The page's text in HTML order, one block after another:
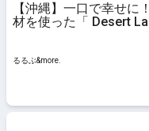
【沖縄】一口で幸せに
材を使った「 Desert
るるぶ&more.